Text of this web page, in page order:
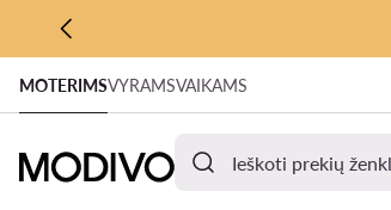
PEREITI PRIE PAGRINDINIO TURINIO
PEREITI Į PAIEŠKĄ
MOTERIMSVYRAMSVAIKAMS